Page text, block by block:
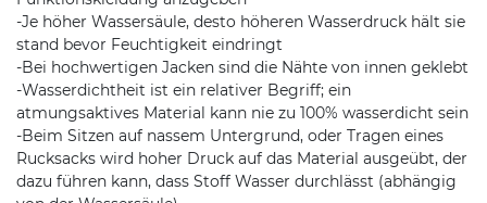
-Je höher Wassersäule, desto höheren Wasserdruck hält sie
stand bevor Feuchtigkeit eindringt
-Bei hochwertigen Jacken sind die Nähte von innen geklebt
-Wasserdichtheit ist ein relativer Begriff; ein
atmungsaktives Material kann nie zu 100% wasserdicht sein
-Beim Sitzen auf nassem Untergrund, oder Tragen eines
Rucksacks wird hoher Druck auf das Material ausgeübt, der
dazu führen kann, dass Stoff Wasser durchlässt (abhängig